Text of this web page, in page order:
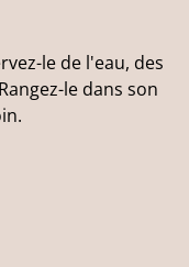
le de l'eau, des
le dans son